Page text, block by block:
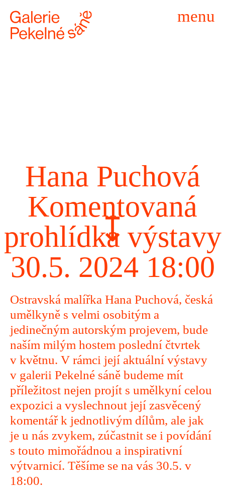
menu
Hana Puchová
Komentovaná
prohlídka výstavy
30.5. 2024 18:00
↧
Ostravská malířka Hana Puchová, česká
umělkyně s velmi osobitým a
jedinečným autorským projevem, bude
naším milým hostem poslední čtvrtek
v květnu. V rámci její aktuální výstavy
v galerii Pekelné sáně budeme mít
příležitost nejen projít s umělkyní celou
expozici a vyslechnout její zasvěcený
komentář k jednotlivým dílům, ale jak
je u nás zvykem, zúčastnit se i povídání
s touto mimořádnou a inspirativní
výtvarnicí. Těšíme se na vás 30.5. v
18:00.